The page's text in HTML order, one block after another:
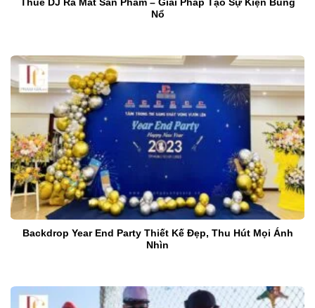
Thuê DJ Ra Mắt Sản Phẩm – Giải Pháp Tạo Sự Kiện Bùng
Nổ
Backdrop Year End Party Thiết Kế Đẹp, Thu Hút Mọi Ánh
Nhìn